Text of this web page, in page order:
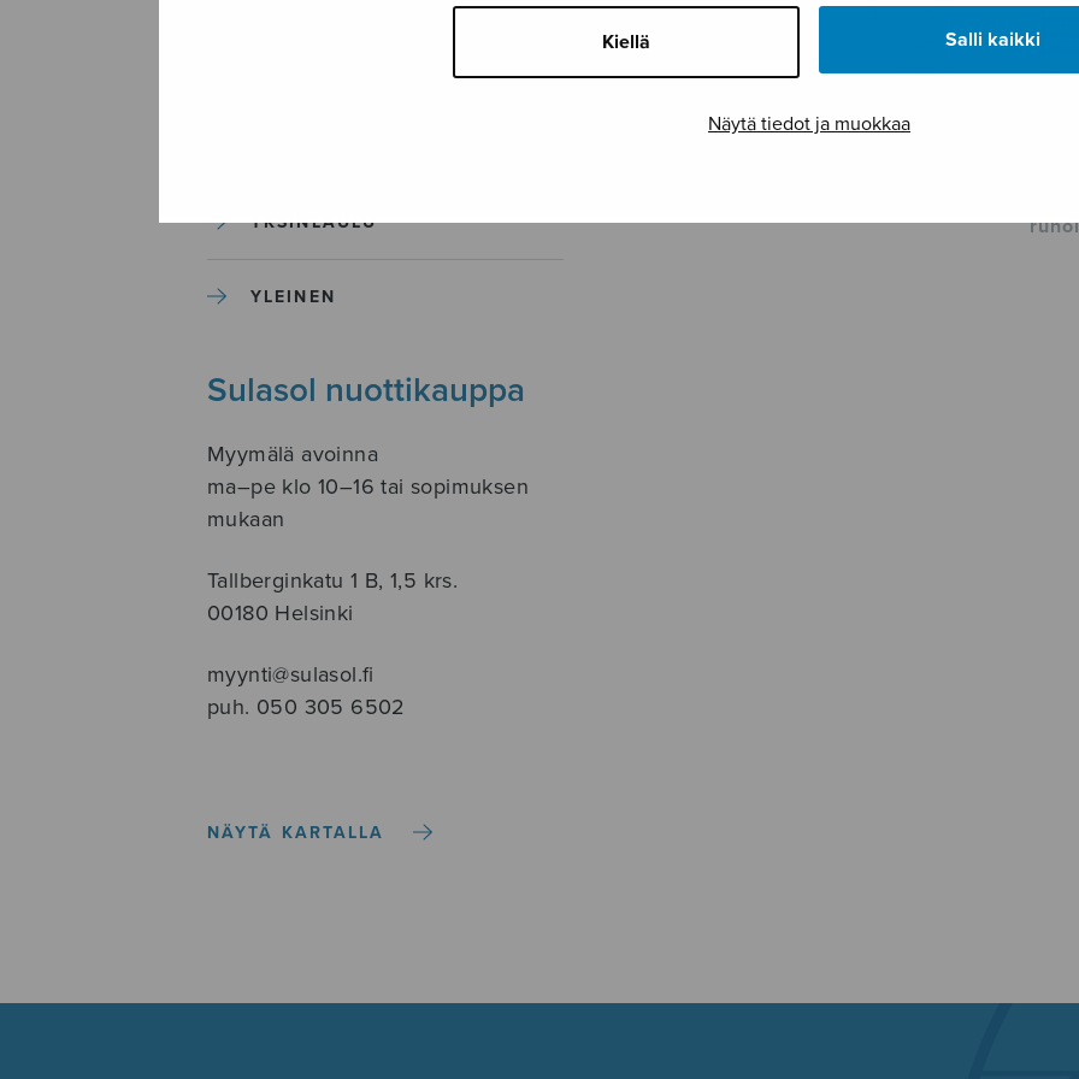
Kiellä Salli kaikki
Näytä tiedot ja muokkaa
SOITINKOULUT JA OPPAAT
YKSINLAULU
YLEINEN
Sulasol nuottikauppa
Myymälä avoinna
ma–pe klo 10–16 tai sopimuksen
mukaan
Tallberginkatu 1 B, 1,5 krs.
00180 Helsinki
myynti@sulasol.fi
puh. 050 305 6502
NÄYTÄ KARTALLA